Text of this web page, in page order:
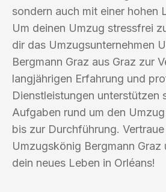
sondern auch mit einer hohen
Um deinen Umzug stressfrei
dir das Umzugsunternehmen
Bergmann Graz aus Graz zur
langjährigen Erfahrung und
Dienstleistungen unterstützen
Aufgaben rund um den
bis zur Durchführung.
Umzugskönig Bergmann
dein neues Leben in Orléans!